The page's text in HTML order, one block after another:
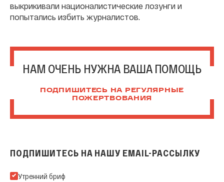
выкрикивали националистические лозунги и
попытались избить журналистов.
НАМ ОЧЕНЬ НУЖНА ВАША ПОМОЩЬ
ПОДПИШИТЕСЬ НА РЕГУЛЯРНЫЕ
ПОЖЕРТВОВАНИЯ
ПОДПИШИТЕСЬ НА НАШУ EMAIL-РАССЫЛКУ
Подпишитесь на нашу Email-рассылку
Утренний бриф